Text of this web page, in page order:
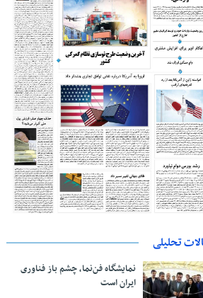
تحلیلی
نمایشگاه فن‌نما، چشم باز فناوری
ایران است